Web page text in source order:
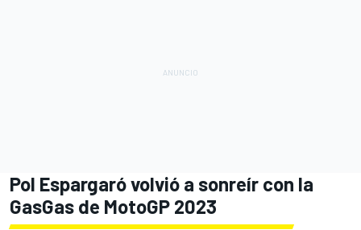
Pol Espargaró volvió a sonreír con la
GasGas de MotoGP 2023